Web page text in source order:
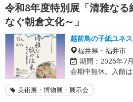
令和8年度特別展「清雅なる
なぐ朝倉文化～」
越前鳥の子紙ユネ
福井県・福井市
期間： 2026年7
会期中無休。入館は
美術展・博物展・展示会